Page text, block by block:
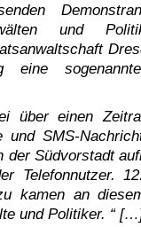
und
eine
über einen
und SMS-
der Südvorstadt
Telefonnutzer.
kamen an
und Politiker. “